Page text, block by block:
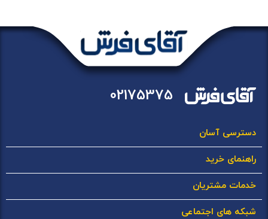
02175375
دسترسی آسان
راهنمای خرید
خدمات مشتریان
شبکه های اجتماعی